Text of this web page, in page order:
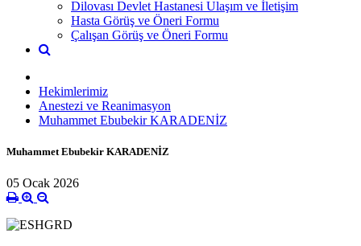
Dilovası Devlet Hastanesi Ulaşım ve İletişim
Hasta Görüş ve Öneri Formu
Çalışan Görüş ve Öneri Formu
Hekimlerimiz
Anestezi ve Reanimasyon
Muhammet Ebubekir KARADENİZ
Muhammet Ebubekir KARADENİZ
05 Ocak 2026